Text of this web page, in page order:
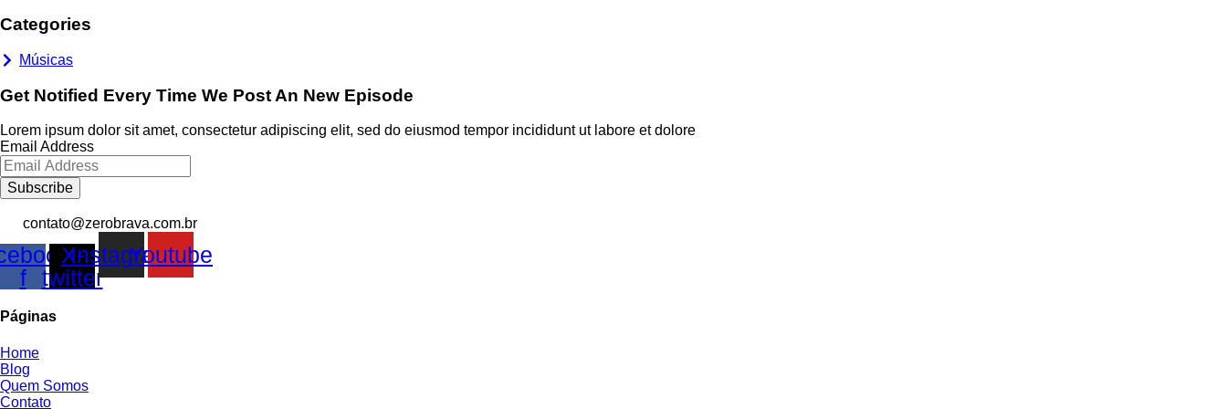
Categories
Músicas
Get Notified Every Time We Post An New Episode
Lorem ipsum dolor sit amet, consectetur adipiscing elit, sed do eiusmod tempor incididunt ut labore et dolore
Email Address
Subscribe
contato@zerobrava.com.br
f
X-
twitter
Instagram
Youtube
Páginas
Home
Blog
Quem Somos
Contato